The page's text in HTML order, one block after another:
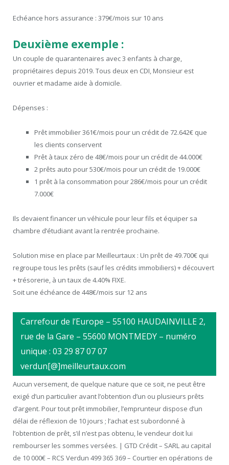
Echéance hors assurance : 379€/mois sur 10 ans
Deuxième exemple :
Un couple de quarantenaires avec 3 enfants à charge,
propriétaires depuis 2019. Tous deux en CDI, Monsieur est
ouvrier et madame aide à domicile.
Dépenses :
Prêt immobilier 361€/mois pour un crédit de 72.642€ que
les clients conservent
Prêt à taux zéro de 48€/mois pour un crédit de 44.000€
2 prêts auto pour 530€/mois pour un crédit de 19.000€
1 prêt à la consommation pour 286€/mois pour un crédit
7.000€
Ils devaient financer un véhicule pour leur fils et équiper sa
chambre d’étudiant avant la rentrée prochaine.
Solution mise en place par Meilleurtaux : Un prêt de 49.700€ qui
regroupe tous les prêts (sauf les crédits immobiliers) + découvert
+ trésorerie, à un taux de 4.40% FIXE.
Soit une échéance de 448€/mois sur 12 ans
Carrefour de l’Europe – 55100 HAUDAINVILLE 2,
rue de la Gare – 55600 MONTMEDY – numéro
unique : 03 29 87 07 07
verdun[@]meilleurtaux.com
Aucun versement, de quelque nature que ce soit, ne peut être
exigé d’un particulier avant l’obtention d’un ou plusieurs prêts
d’argent. Pour tout prêt immobilier, l’emprunteur dispose d’un
délai de réflexion de 10 jours ; l’achat est subordonné à
l’obtention de prêt, s’il n’est pas obtenu, le vendeur doit lui
rembourser les sommes versées. | GTD Crédit – SARL au capital
de 10 000€ – RCS Verdun 499 365 369 – Courtier en opérations de